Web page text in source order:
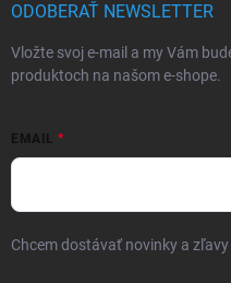
ODOBERAŤ NEWSLETTER
Vložte svoj e-mail a my Vám
produktoch na našom e-shope.
EMAIL
Chcem dostávať novinky a